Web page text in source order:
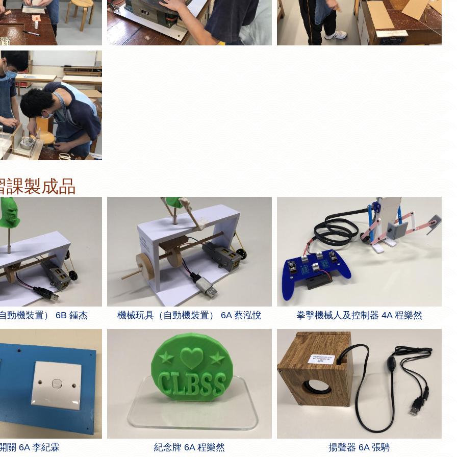
課製成品
動機裝置） 6B 鍾杰 機械玩具（自動機裝置） 6A 蔡泓悅 拳擊機械人及控制器 4A 程樂然
關 6A 李紀霖 紀念牌 6A 程樂然 揚聲器 6A 張騁